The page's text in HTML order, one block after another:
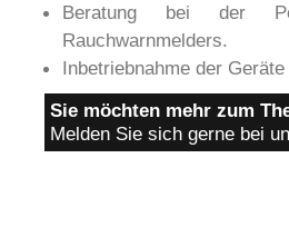
Beratung bei der
Rauchwarnmelders.
Inbetriebnahme der
Sie möchten mehr zum
Melden Sie sich gerne bei